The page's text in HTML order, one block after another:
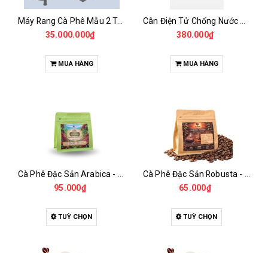
Máy Rang Cà Phê Mẫu 2 Trống Rang (500+500gr)
35.000.000₫
MUA HÀNG
380.000₫
MUA HÀNG
95.000₫
TUỲ CHỌN
65.000₫
TUỲ CHỌN